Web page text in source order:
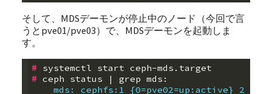
そして、MDSデーモンが停止中のノード（今回で言
うとpve01/pve03）で、MDSデーモンを起動しま
す。
#
# ceph status |
mds: cephfs:1 {0=pve02=up:active} 2